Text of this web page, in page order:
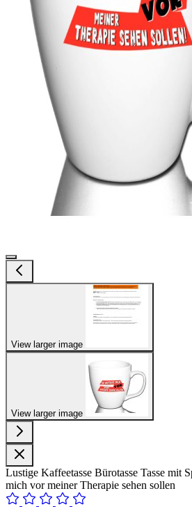
View larger image
View larger image
Lustige Kaffeetasse Bürotasse Tasse mit
mich vor meiner Therapie sehen sollen